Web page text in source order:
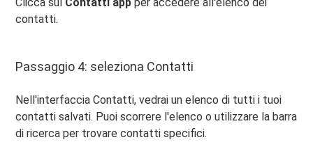
contatti.
Passaggio 4: seleziona Contatti
Nell'interfaccia Contatti, vedrai un elenco di tutti i tuoi
contatti salvati. Puoi scorrere l'elenco o utilizzare la barra
di ricerca per trovare contatti specifici.